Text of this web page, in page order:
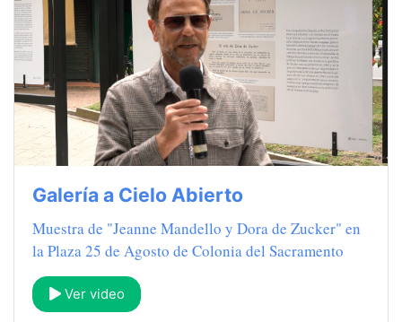
Galería a Cielo Abierto
Muestra de "Jeanne Mandello y Dora de Zucker" en
la Plaza 25 de Agosto de Colonia del Sacramento
Ver video